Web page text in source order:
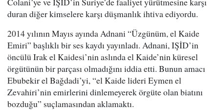
duran diğer kimselere karşı düşmanlık ihtiva ediyordu.
2014 yılının Mayıs ayında Adnani “Üzgünüm, el Kaide
Emiri” başlıklı bir ses kaydı yayınladı. Adnani, IŞİD’in
öncülü Irak el Kaidesi’nin aslında el Kaide’nin küresel
örgütünün bir parçası olmadığını iddia etti. Bunun amacı
Ebubekir el Bağdadi’yi, “el Kaide lideri Eymen el
Zevahiri’nin emirlerini dinlemeyerek örgüte olan biatını
bozduğu” suçlamasından aklamaktı.